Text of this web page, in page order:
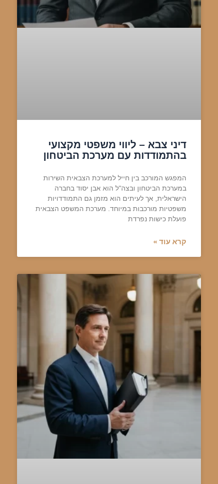
דיני צבא – ליווי משפטי מקצועי
בהתמודדות עם מערכת הביטחון
המפגש המורכב בין חייל למערכת הצבאית השירות
במערכת הביטחון ובצה"ל הוא אבן יסוד בחברה
הישראלית, אך לעיתים הוא מזמן גם התמודדויות
משפטיות מורכבות במיוחד. מערכת המשפט הצבאית
פועלת כישות נפרדת
קרא עוד »